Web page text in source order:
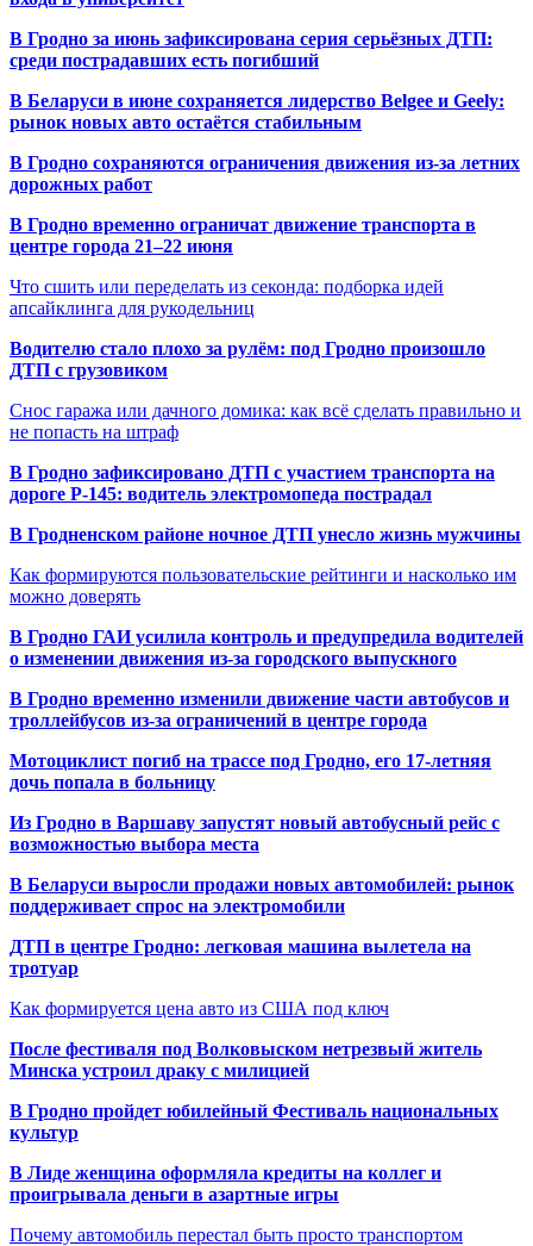
В Гродно за июнь зафиксирована серия серьёзных ДТП:
среди пострадавших есть погибший
В Беларуси в июне сохраняется лидерство Belgee и Geely:
рынок новых авто остаётся стабильным
В Гродно сохраняются ограничения движения из-за летних
дорожных работ
В Гродно временно ограничат движение транспорта в
центре города 21–22 июня
Что сшить или переделать из секонда: подборка идей
апсайклинга для рукодельниц
Водителю стало плохо за рулём: под Гродно произошло
ДТП с грузовиком
Снос гаража или дачного домика: как всё сделать правильно и
не попасть на штраф
В Гродно зафиксировано ДТП с участием транспорта на
дороге Р-145: водитель электромопеда пострадал
В Гродненском районе ночное ДТП унесло жизнь мужчины
Как формируются пользовательские рейтинги и насколько им
можно доверять
В Гродно ГАИ усилила контроль и предупредила водителей
о изменении движения из-за городского выпускного
В Гродно временно изменили движение части автобусов и
троллейбусов из-за ограничений в центре города
Мотоциклист погиб на трассе под Гродно, его 17-летняя
дочь попала в больницу
Из Гродно в Варшаву запустят новый автобусный рейс с
возможностью выбора места
В Беларуси выросли продажи новых автомобилей: рынок
поддерживает спрос на электромобили
ДТП в центре Гродно: легковая машина вылетела на
тротуар
Как формируется цена авто из США под ключ
После фестиваля под Волковыском нетрезвый житель
Минска устроил драку с милицией
В Гродно пройдет юбилейный Фестиваль национальных
культур
В Лиде женщина оформляла кредиты на коллег и
проигрывала деньги в азартные игры
Почему автомобиль перестал быть просто транспортом